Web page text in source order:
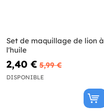
Set de maquillage de lion à
l'huile
2,40 € 5,99 €
DISPONIBLE